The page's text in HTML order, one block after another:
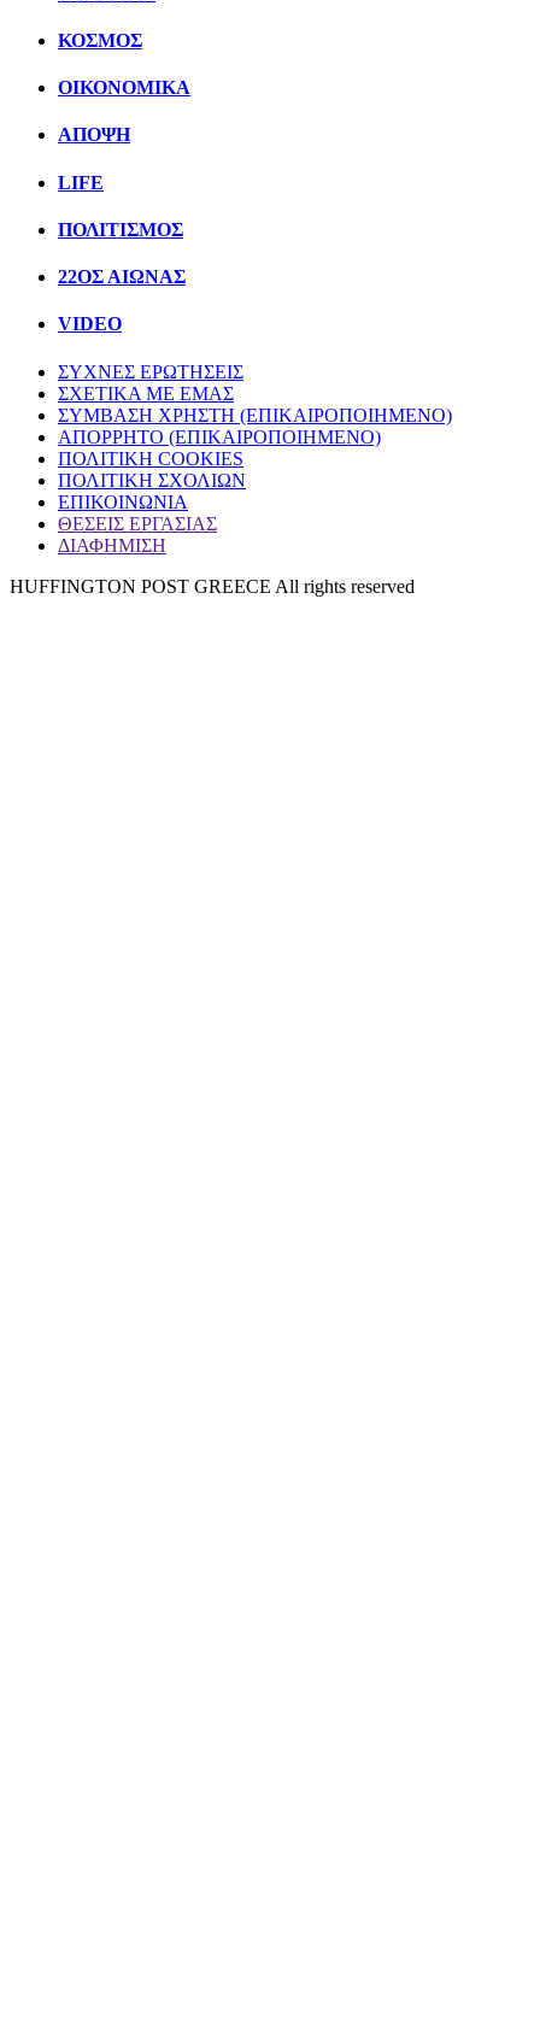
ΚΟΣΜΟΣ
ΟΙΚΟΝΟΜΙΚΑ
ΑΠΟΨΗ
LIFE
ΠΟΛΙΤIΣΜΟΣ
22ΟΣ ΑΙΩΝΑΣ
VIDEO
ΣΥΧΝΕΣ ΕΡΩΤΗΣΕΙΣ
ΣΧΕΤΙΚΑ ΜΕ ΕΜΑΣ
ΣΥΜΒΑΣΗ ΧΡΗΣΤΗ (ΕΠΙΚΑΙΡΟΠΟΙΗΜΕΝΟ)
ΑΠΟΡΡΗΤΟ (ΕΠΙΚΑΙΡΟΠΟΙΗΜΕΝΟ)
ΠΟΛΙΤΙΚΗ COOKIES
ΠΟΛΙΤΙΚΗ ΣΧΟΛΙΩΝ
ΕΠΙΚΟΙΝΩΝΙΑ
ΘΕΣΕΙΣ ΕΡΓΑΣΙΑΣ
ΔΙΑΦΗΜΙΣΗ
HUFFINGTON POST GREECE All rights reserved